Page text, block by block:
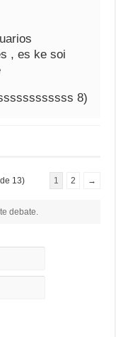
, es ke soi
8)
13) 1 2 →
debate.